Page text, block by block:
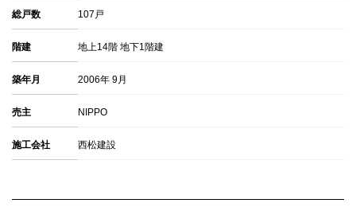
総戸数 107戸
階建 地上14階 地下1階建
築年月 2006年 9月
売主 NIPPO
施工会社 西松建設